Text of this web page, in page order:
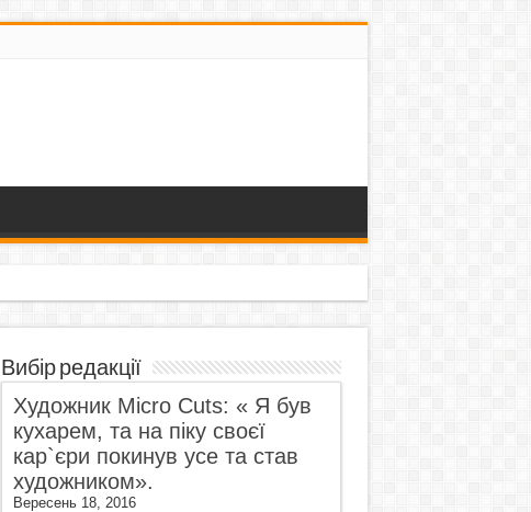
Вибір редакції
Художник Micro Cuts: « Я був
кухарем, та на піку своєї
кар`єри покинув усе та став
художником».
Вересень 18, 2016